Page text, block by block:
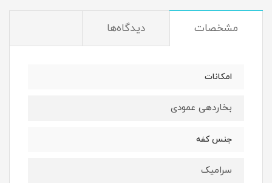
مشخصات دیدگاه‌ها
امکانات
بخاردهی عمودی
جنس کفه
سرامیک